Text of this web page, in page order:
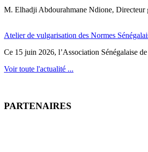
M. Elhadji Abdourahmane Ndione, Directeur
Atelier de vulgarisation des Normes
Ce 15 juin 2026, l’Association Sénégalaise
Voir toute l'actualité ...
PARTENAIRES